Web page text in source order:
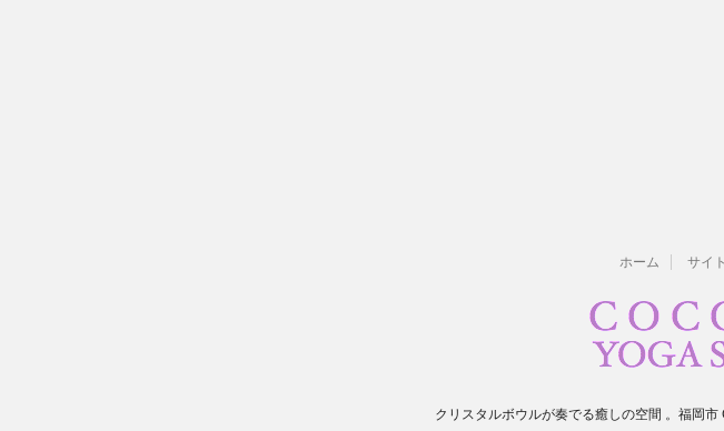
ホーム サイ
クリスタルボウルが奏でる癒しの空間 。福岡市